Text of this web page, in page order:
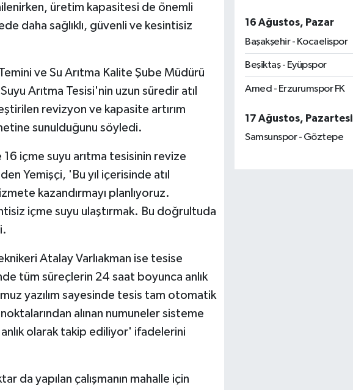
üretim kapasitesi de önemli
daha sağlıklı, güvenli ve kesintisiz
ve Su Arıtma Kalite Şube Müdürü
Arıtma Tesisi'nin uzun süredir atıl
revizyon ve kapasite artırım
sunulduğunu söyledi.
16 içme suyu arıtma tesisinin revize
Yemişçi, 'Bu yıl içerisinde atıl
kazandırmayı planlıyoruz.
içme suyu ulaştırmak. Bu doğrultuda
Atalay Varlıakman ise tesise
tüm süreçlerin 24 saat boyunca anlık
yazılım sayesinde tesis tam otomatik
alınan numuneler sisteme
olarak takip ediliyor' ifadelerini
da yapılan çalışmanın mahalle için
16 Ağustos, Pazar
Başakşehir - Kocaelispor
Beşiktaş - Eyüpspor
Amed - Erzurumspor FK
17 Ağustos, Pazartesi
Samsunspor - Göztepe